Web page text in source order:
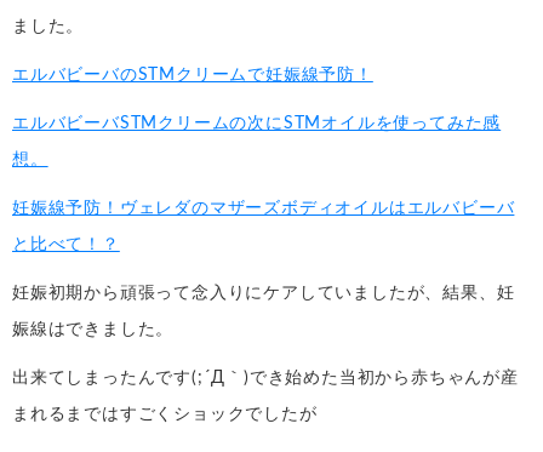
ました。
エルバビーバのSTMクリームで妊娠線予防！
エルバビーバSTMクリームの次にSTMオイルを使ってみた感
想。
妊娠線予防！ヴェレダのマザーズボディオイルはエルバビーバ
と比べて！？
妊娠初期から頑張って念入りにケアしていましたが、結果、妊
娠線はできました。
出来てしまったんです(;´Д｀)でき始めた当初から赤ちゃんが産
まれるまではすごくショックでしたが